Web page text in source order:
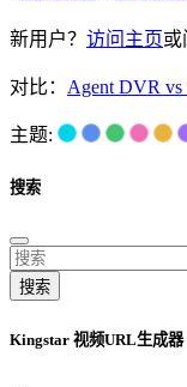
新用户？ 访问主页或
对比： Agent DVR vs
主题:
搜索
搜索
Kingstar 视频URL生成器